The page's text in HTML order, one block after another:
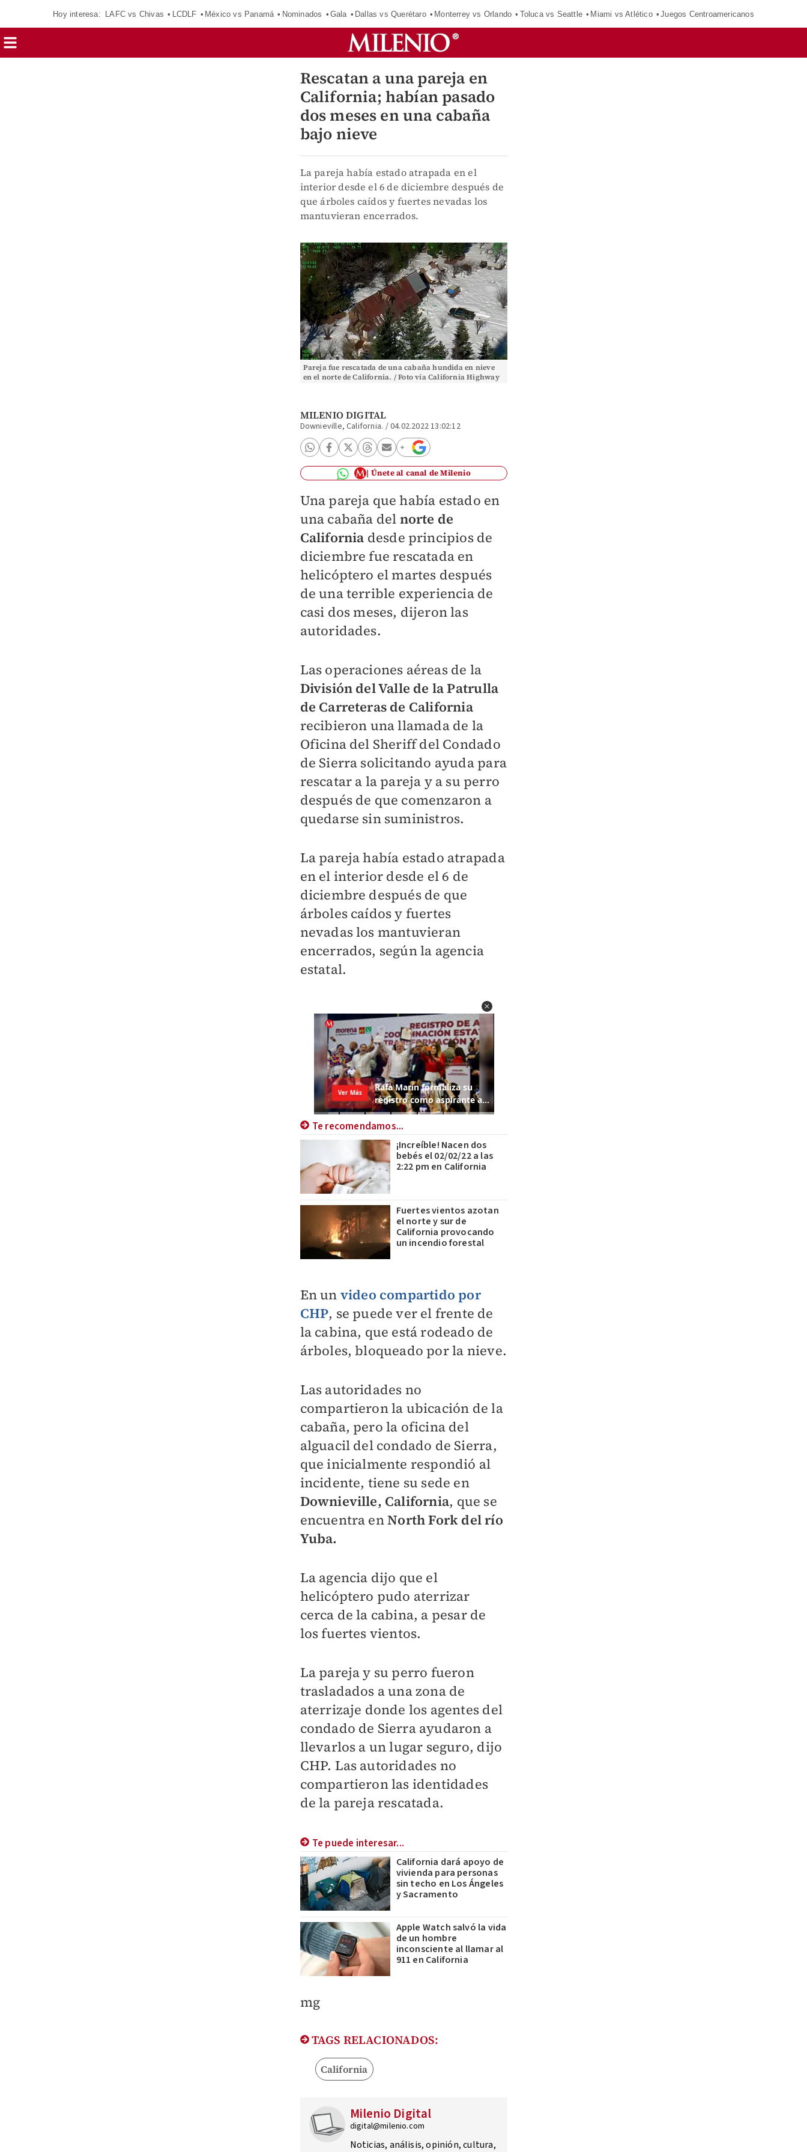
Hoy interesa: LAFC vs Chivas LCDLF México vs Panamá Nominados Gala Dallas vs Querétaro Monterrey vs Orlando Toluca vs Seattle Miami vs Atlético Juegos Centroamericanos
Rescatan a una pareja en
California; habían pasado
dos meses en una cabaña
bajo nieve
La pareja había estado atrapada en el
interior desde el 6 de diciembre después de
que árboles caídos y fuertes nevadas los
mantuvieran encerrados.
Pareja fue rescatada de una cabaña hundida en nieve
en el norte de California. / Foto vía California Highway
MILENIO DIGITAL
Downieville, California. /04.02.2022 13:02:12
Únete al canal de Milenio
Una pareja que había estado en
una cabaña del norte de
California desde principios de
diciembre fue rescatada en
helicóptero el martes después
de una terrible experiencia de
casi dos meses, dijeron las
autoridades.
Las operaciones aéreas de la
División del Valle de la Patrulla
de Carreteras de California
recibieron una llamada de la
Oficina del Sheriff del Condado
de Sierra solicitando ayuda para
rescatar a la pareja y a su perro
después de que comenzaron a
quedarse sin suministros.
La pareja había estado atrapada
en el interior desde el 6 de
diciembre después de que
árboles caídos y fuertes
nevadas los mantuvieran
encerrados, según la agencia
estatal.
Te recomendamos...
¡Increíble! Nacen dos
bebés el 02/02/22 a las
2:22 pm en California
Fuertes vientos azotan
el norte y sur de
California provocando
un incendio forestal
En un video compartido por
CHP, se puede ver el frente de
la cabina, que está rodeado de
árboles, bloqueado por la nieve.
Las autoridades no
compartieron la ubicación de la
cabaña, pero la oficina del
alguacil del condado de Sierra,
que inicialmente respondió al
incidente, tiene su sede en
Downieville, California, que se
encuentra enNorth Fork del río
Yuba.
La agencia dijo que el
helicóptero pudo aterrizar
cerca de la cabina, a pesar de
los fuertes vientos.
La pareja y su perro fueron
trasladados a una zona de
aterrizaje donde los agentes del
condado de Sierra ayudaron a
llevarlos a un lugar seguro, dijo
CHP. Las autoridades no
compartieron las identidades
de la pareja rescatada.
Te puede interesar...
California dará apoyo de
vivienda para personas
sin techo en Los Ángeles
y Sacramento
Apple Watch salvó la vida
de un hombre
inconsciente al llamar al
911 en California
​mg
TAGS RELACIONADOS:
California
Milenio Digital
digital@milenio.com
Noticias, análisis, opinión, cultura,